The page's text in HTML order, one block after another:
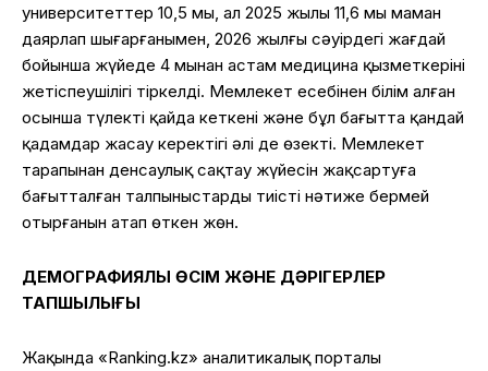
университеттер 10,5 мың, ал 2025 жылы 11,6 мың маман
даярлап шығарғанымен, 2026 жылғы сәуірдегі жағдай
бойынша жүйеде 4 мыңнан астам медицина қызметкерінің
жетіспеушілігі тіркелді. Мемлекет есебінен білім алған
осынша түлектің қайда кеткені және бұл бағытта қандай
қадамдар жасау керектігі әлі де өзекті. Мемлекет
тарапынан денсаулық сақтау жүйесін жақсартуға
бағытталған талпыныстардың тиісті нәтиже бермей
отырғанын атап өткен жөн.
ДЕМОГРАФИЯЛЫҚ ӨСІМ ЖӘНЕ ДӘРІГЕРЛЕР
ТАПШЫЛЫҒЫ
Жақында «Ranking.kz» аналитикалық порталы